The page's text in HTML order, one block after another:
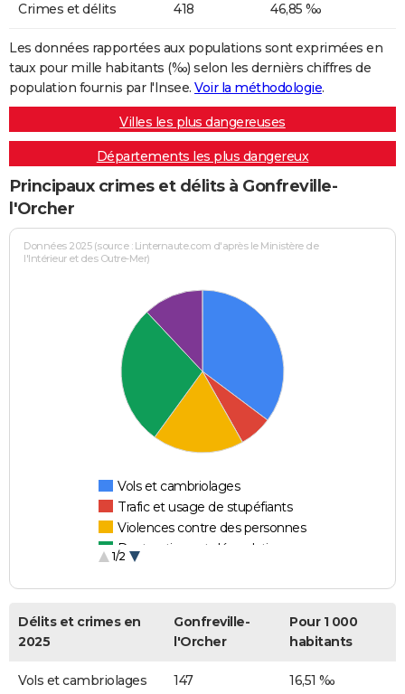
Crimes et délits 418 46,85 ‰
Les données rapportées aux populations sont exprimées en
taux pour mille habitants (‰) selon les dernièrs chiffres de
population fournis par l'Insee. Voir la méthodologie.
Villes les plus dangereuses
Départements les plus dangereux
Principaux crimes et délits à Gonfreville-
l'Orcher
Données 2025 (source : Linternaute.com d'après le Ministère de
l'Intérieur et des Outre-Mer)
Vols et cambriolages
Trafic et usage de stupéfiants
Violences contre des personnes
Destructions et dégradations
1/2
Délits et crimes en
2025
Gonfreville-
l'Orcher
Pour 1 000
habitants
Vols et cambriolages 147 16,51 ‰